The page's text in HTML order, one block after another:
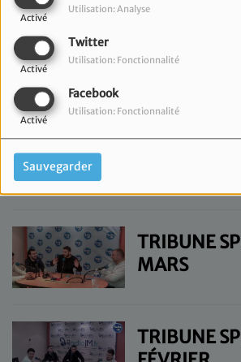
Activé
Utilisation: Analyse
Twitter
Activé
Utilisation: Fonctionnalité
Facebook
Activé
Utilisation: Fonctionnalité
Sauvegarder
TRIBUNE
TRIBUNE
TRIBUNE
MARS
TRIBUNE